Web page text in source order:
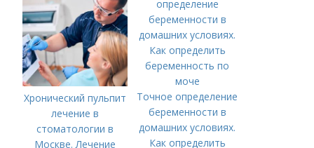
Хронический пульпит
лечение в
стоматологии в
Москве. Лечение
Точное определение
беременности в
домашних условиях.
Как определить